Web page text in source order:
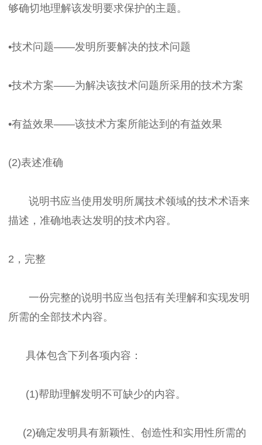
够确切地理解该发明要求保护的主题。
•技术问题——发明所要解决的技术问题
•技术方案——为解决该技术问题所采用的技术方案
•有益效果——该技术方案所能达到的有益效果
(2)表述准确
说明书应当使用发明所属技术领域的技术术语来
描述，准确地表达发明的技术内容。
2，完整
一份完整的说明书应当包括有关理解和实现发明
所需的全部技术内容。
具体包含下列各项内容：
(1)帮助理解发明不可缺少的内容。
(2)确定发明具有新颖性、创造性和实用性所需的